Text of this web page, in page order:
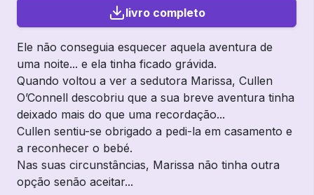
livro completo
Ele não conseguia esquecer aquela aventura de
uma noite... e ela tinha ficado grávida.
Quando voltou a ver a sedutora Marissa, Cullen
O’Connell descobriu que a sua breve aventura tinha
deixado mais do que uma recordação...
Cullen sentiu-se obrigado a pedi-la em casamento e
a reconhecer o bebé.
Nas suas circunstâncias, Marissa não tinha outra
opção senão aceitar...